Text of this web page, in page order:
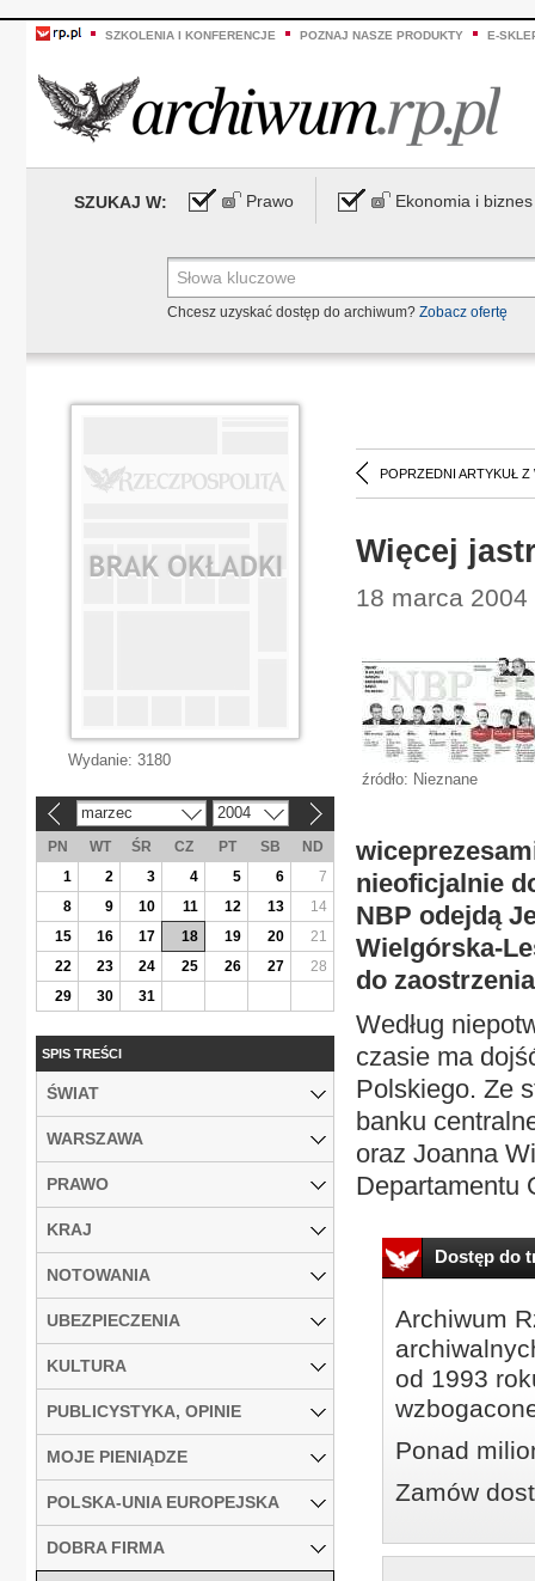
SZKOLENIA I KONFERENCJE POZNAJ NASZE PRODUKTY E-
SZUKAJ W: Prawo Ekonomia i biznes
Chcesz uzyskać dostęp do archiwum? Zobacz ofertę
POPRZEDNI ARTYKUŁ Z
Więcej
18 marca
źródło: Nieznane
nieoficjalnie
NBP odejdą
Wielgórska-
do
Według
czasie ma
Polskiego. Ze
banku
oraz Joanna
Departamentu
Dostęp do
Archiwum
od 1993
Ponad
Zamów
Wydanie: 3180
marzec 2004
PN WT ŚR CZ PT SB
ND
1
2 3 4 5 6
7
8
9 10 11 12 13
14
15
16 17 18 19 20
21
22
23 24 25 26 27
28
29
30 31
SPIS TREŚCI
ŚWIAT
WARSZAWA
PRAWO
KRAJ
NOTOWANIA
UBEZPIECZENIA
KULTURA
PUBLICYSTYKA, OPINIE
MOJE PIENIĄDZE
POLSKA-UNIA EUROPEJSKA
DOBRA FIRMA